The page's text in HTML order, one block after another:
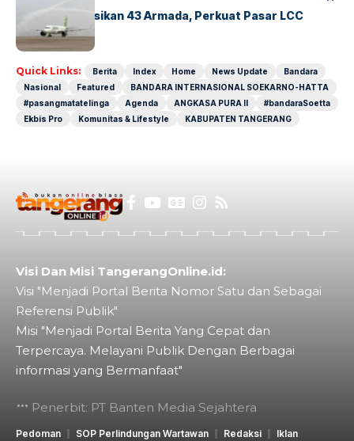
Citilink Operasikan 43 Armada, Perkuat Pasar LCC
Nasional
Quick Links: Berita Index Home News Update
Bandara
Nasional
Featured
BANDARA INTERNASIONAL SOEKARNO-HATTA
#pasangmatatelinga
Agenda ANGKASA PURA II
#bandaraSoetta
Ekbis Pro
Komunitas & Lifestyle KABUPATEN TANGERANG
Visi Dan Misi TangerangOnline.id:
Visi "Menjadi Portal Berita Nomor Satu dan Sebagai
Referensi Publik"
Misi "Menjadi Portal Berita Yang Cepat dan
Terpercaya. Melayani Publik Dengan Berbagai
informasi yang Bermanfaat"
Penerbit: PT Banten Media Sejahtera
Pedoman SOP Perlindungan Wartawan Redaksi Iklan